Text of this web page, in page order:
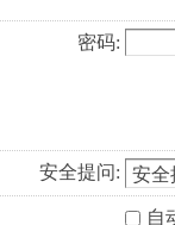
密码:
安全提问:
自